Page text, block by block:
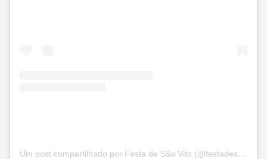
Um post compartilhado por Festa de São Vito (@festadesaovito)